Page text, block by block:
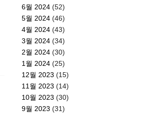
6월 2024 (52)
5월 2024 (46)
4월 2024 (43)
3월 2024 (34)
2월 2024 (30)
1월 2024 (25)
12월 2023 (15)
11월 2023 (14)
10월 2023 (30)
9월 2023 (31)